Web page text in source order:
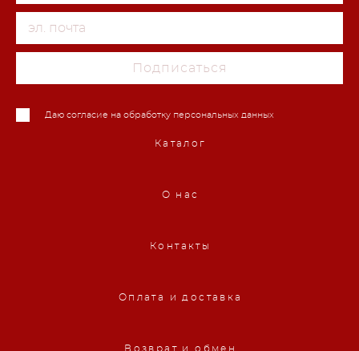
Подписаться
Даю согласие на обработку персональных данных
Каталог
О нас
Контакты
Оплата и доставка
Возврат и обмен